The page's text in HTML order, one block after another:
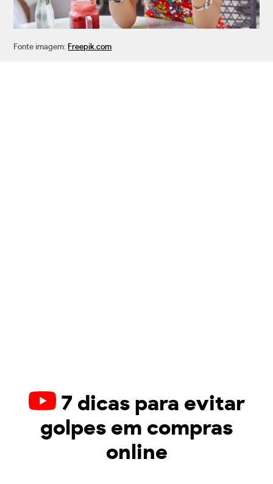
Fonte imagem: Freepik.com
7 dicas para evitar
golpes em compras
online